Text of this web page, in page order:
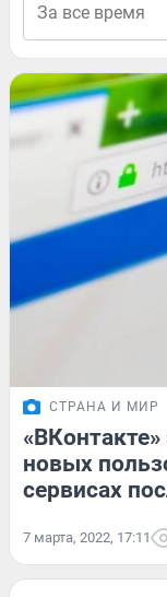
СТРАНА И МИР
новых
сервисах
7 марта, 2022, 17:11